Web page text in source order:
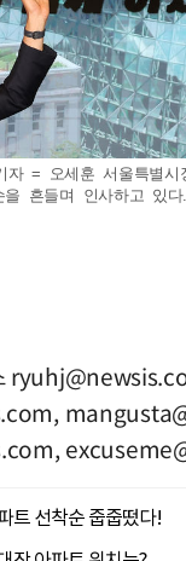
자 = 오세훈 서울특별
흔들며 인사하고 있다.
,
,